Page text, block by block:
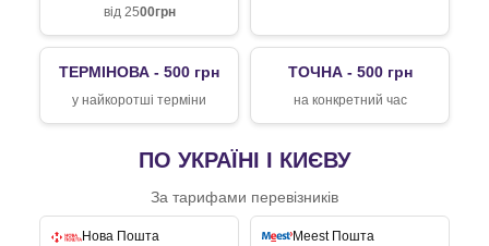
від 2500грн
ТЕРМІНОВА - 500 грн
у найкоротші терміни
ТОЧНА - 500 грн
на конкретний час
ПО УКРАЇНІ І КИЄВУ
За тарифами перевізників
Нова Пошта Meest Пошта